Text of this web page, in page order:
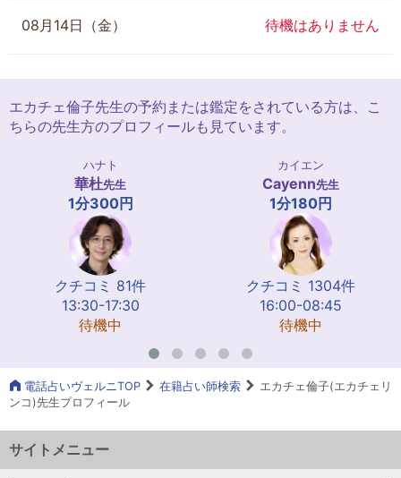
08月14日（金） 待機はありません
エカチェ倫子先生の予約または鑑定をされている方は、こ
ちらの先生方のプロフィールも見ています。
ハナト
華杜先生
1分300円
クチコミ 81件
13:30-17:30
待機中
カイエン
Cayenn先生
1分180円
クチコミ 1304件
16:00-08:45
待機中
電話占いヴェルニTOP 在籍占い師検索
エカチェ倫子(エカチェリ
ンコ)先生プロフィール
サイトメニュー